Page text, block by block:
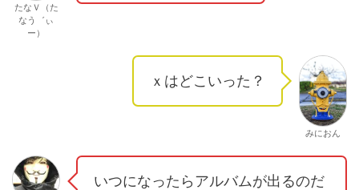
たなＶ（た
なう゛ぃ
ー）
ｘはどこいった？
みにおん
いつになったらアルバムが出るのだ